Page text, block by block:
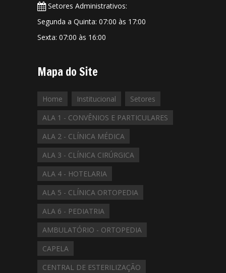
Setores Administrativos:
Segunda a Quinta: 07:00 às 17:00
Sexta: 07:00 às 16:00
Mapa do Site
Home Institucional
Setores
ALA 1 - CONVÊNIOS E PARTICULARES
ALA 2 - CLÍNICA MÉDICA
ALA 3 - CLÍNICA CIRÚRGICA
ALA 4 - HOTELARIA
ALA 5 - CLÍNICA ORTOPEDIA
ALA 6 - PEDIATRIA
AMBULATÓRIO - ORTOPEDIA
CAPELA
CENTRAL DE ESTERILIZAÇÃO